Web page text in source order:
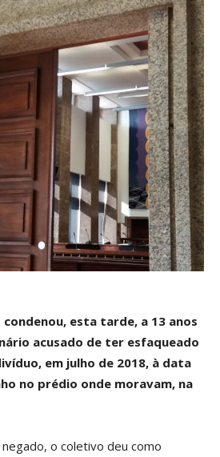
esta tarde, a 13 anos
acusado de ter esfaqueado
em julho de 2018, à data
no prédio onde moravam, na
o coletivo deu como